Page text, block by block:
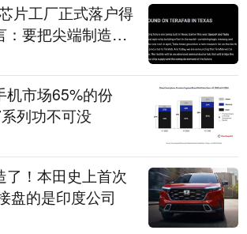
片工厂正式落户得
：要把尖端制造带
机市场65%的份
列功不可没
了！本田史上首次
盘的是印度公司